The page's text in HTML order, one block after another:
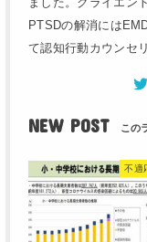
PTSDの解消には
て認知行動カウンセ
NEW POST
不適